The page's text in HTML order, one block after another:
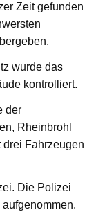
Zeit gefunden
wurde das
kontrolliert.
der
Rheinbrohl
drei Fahrzeugen
Die Polizei